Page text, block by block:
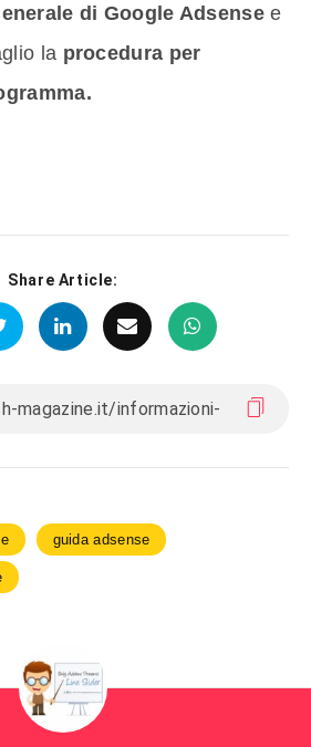
di Google Adsensee
la procedura per
Share Article:
guida adsense